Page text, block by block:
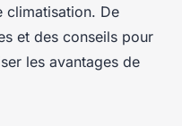
climatisation. De
et des conseils pour
les avantages de